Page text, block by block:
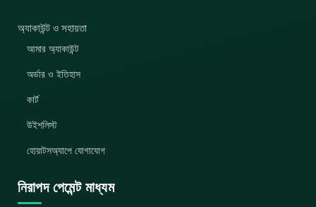
অ্যাকাউন্ট ও সহায়তা
আমার অ্যাকাউন্ট
অর্ডার ও ইতিহাস
কার্ট
উইশলিস্ট
হোয়াটসঅ্যাপে যোগাযোগ
নিরাপদ পেমেন্ট মাধ্যম